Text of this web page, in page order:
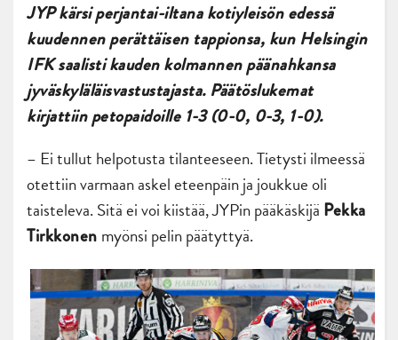
JYP kärsi perjantai-iltana kotiyleisön edessä
kuudennen perättäisen tappionsa, kun Helsingin
IFK saalisti kauden kolmannen päänahkansa
jyväskyläläisvastustajasta. Päätöslukemat
kirjattiin petopaidoille 1-3 (0-0, 0-3, 1-0).
– Ei tullut helpotusta tilanteeseen. Tietysti ilmeessä
otettiin varmaan askel eteenpäin ja joukkue oli
taisteleva. Sitä ei voi kiistää, JYPin pääkäskijä Pekka
Tirkkonen myönsi pelin päätyttyä.